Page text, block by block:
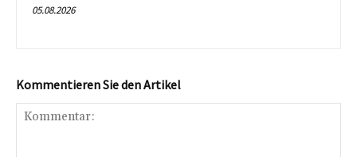
05.08.2026
Kommentieren Sie den Artikel